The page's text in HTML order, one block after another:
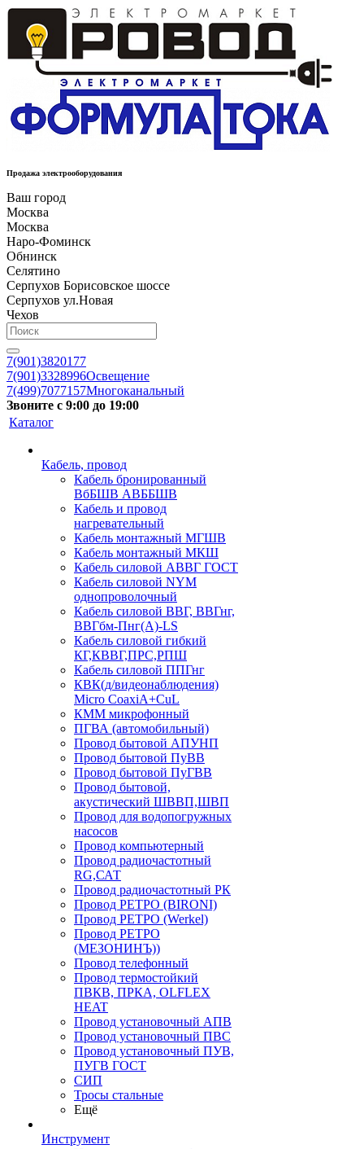
Продажа электрооборудования
Ваш город
Москва
Москва
Наро-Фоминск
Обнинск
Селятино
Серпухов Борисовское шоссе
Серпухов ул.Новая
Чехов
7(901)3820177
7(901)3328996Освещение
7(499)7077157Многоканальный
Звоните с 9:00 до 19:00
Каталог
Кабель, провод
Кабель бронированный
ВбБШВ АВББШВ
Кабель и провод
нагревательный
Кабель монтажный МГШВ
Кабель монтажный МКШ
Кабель силовой АВВГ ГОСТ
Кабель силовой NYM
однопроволочный
Кабель силовой ВВГ, ВВГнг,
ВВГбм-Пнг(А)-LS
Кабель силовой гибкий
КГ,КВВГ,ПРС,РПШ
Кабель силовой ППГнг
КВК(д/видеонаблюдения)
Micro CoaxiA+CuL
КММ микрофонный
ПГВА (автомобильный)
Провод бытовой АПУНП
Провод бытовой ПуВВ
Провод бытовой ПуГВВ
Провод бытовой,
акустический ШВВП,ШВП
Провод для водопогружных
насосов
Провод компьютерный
Провод радиочастотный
RG,САТ
Провод радиочастотный РК
Провод РЕТРО (BIRONI)
Провод РЕТРО (Werkel)
Провод РЕТРО
(МЕЗОНИНЪ))
Провод телефонный
Провод термостойкий
ПВКВ, ПРКА, OLFLEX
HEAT
Провод установочный АПВ
Провод установочный ПВС
Провод установочный ПУВ,
ПУГВ ГОСТ
СИП
Тросы стальные
Ещё
Инструмент